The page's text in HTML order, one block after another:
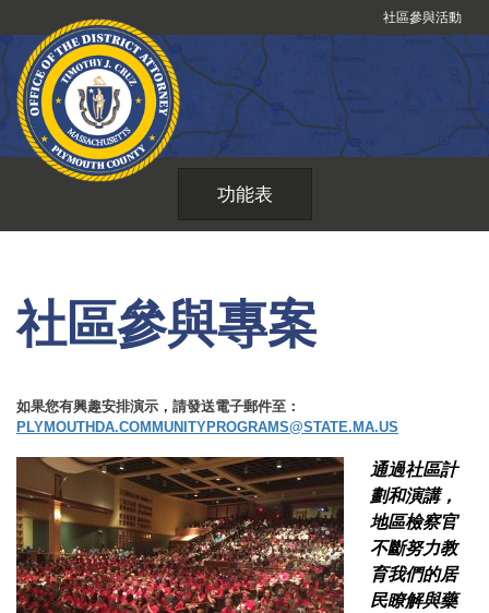
到
內
社區參與活動
功能表
社區參與專案
如果您有興趣安排演示，請發送電子郵件至：
PLYMOUTHDA.COMMUNITYPROGRAMS@STATE.MA.US
通過社區計
劃和演講，
地區檢察官
不斷努力教
育我們的居
民瞭解與藥